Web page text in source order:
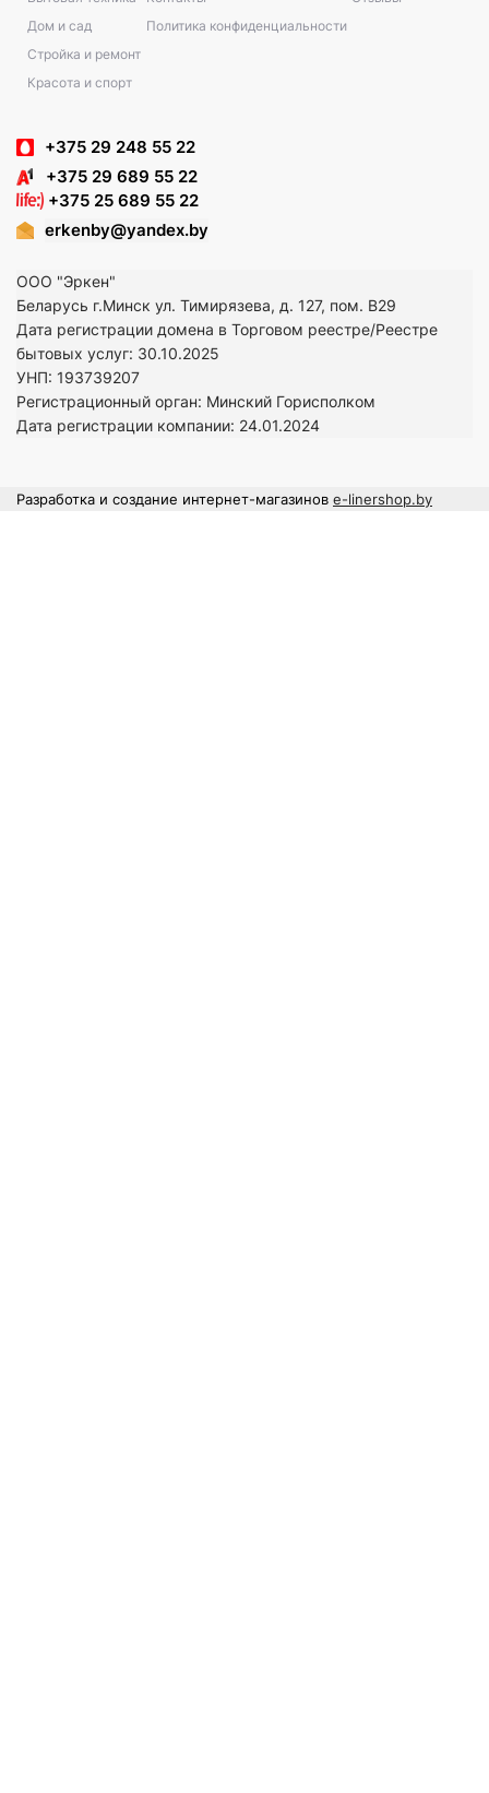
Дом и сад
Стройка и ремонт
Красота и спорт
Политика конфиденциальности
+375 29 248 55 22
+375 29 689 55 22
+375 25 689 55 22
erkenby@yandex.by
ООО "Эркен"
Беларусь г.Минск ул. Тимирязева, д. 127, пом. В29
Дата регистрации домена в Торговом реестре/Реестре
бытовых услуг: 30.10.2025
УНП: 193739207
Регистрационный орган: Минский Горисполком
Дата регистрации компании: 24.01.2024
Разработка и создание интернет-магазинов e-linershop.by